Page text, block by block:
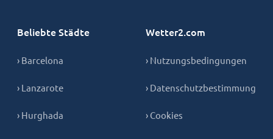
Beliebte Städte
› Barcelona
› Lanzarote
› Hurghada
Wetter2.com
› Nutzungsbedingungen
› Datenschutzbestimmung
› Cookies